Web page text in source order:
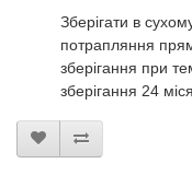
Зберігати в
потрапляння
зберігання при
зберігання 24